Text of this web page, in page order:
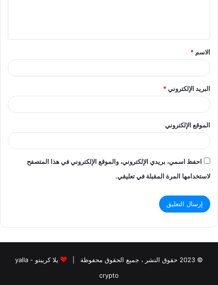
ق
*
الاسم *
البريد الإلكتروني*
الموقع الإلكتروني
احفظ اسمي، بريدي الإلكتروني، والموقع الإلكتروني في هذا المتصفح
لاستخدامها المرة المقبلة في تعليقي.
© 2023 حقوق النشر ، جميع الحقوق محفوظة |
يلا كريبتو - yalla
crypto